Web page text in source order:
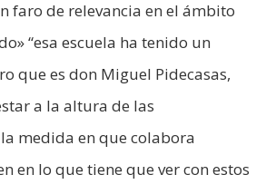
faro de relevancia en el ámbito
“esa escuela ha tenido un
que es don Miguel Pidecasas,
a la altura de las
medida en que colabora
en lo que tiene que ver con estos